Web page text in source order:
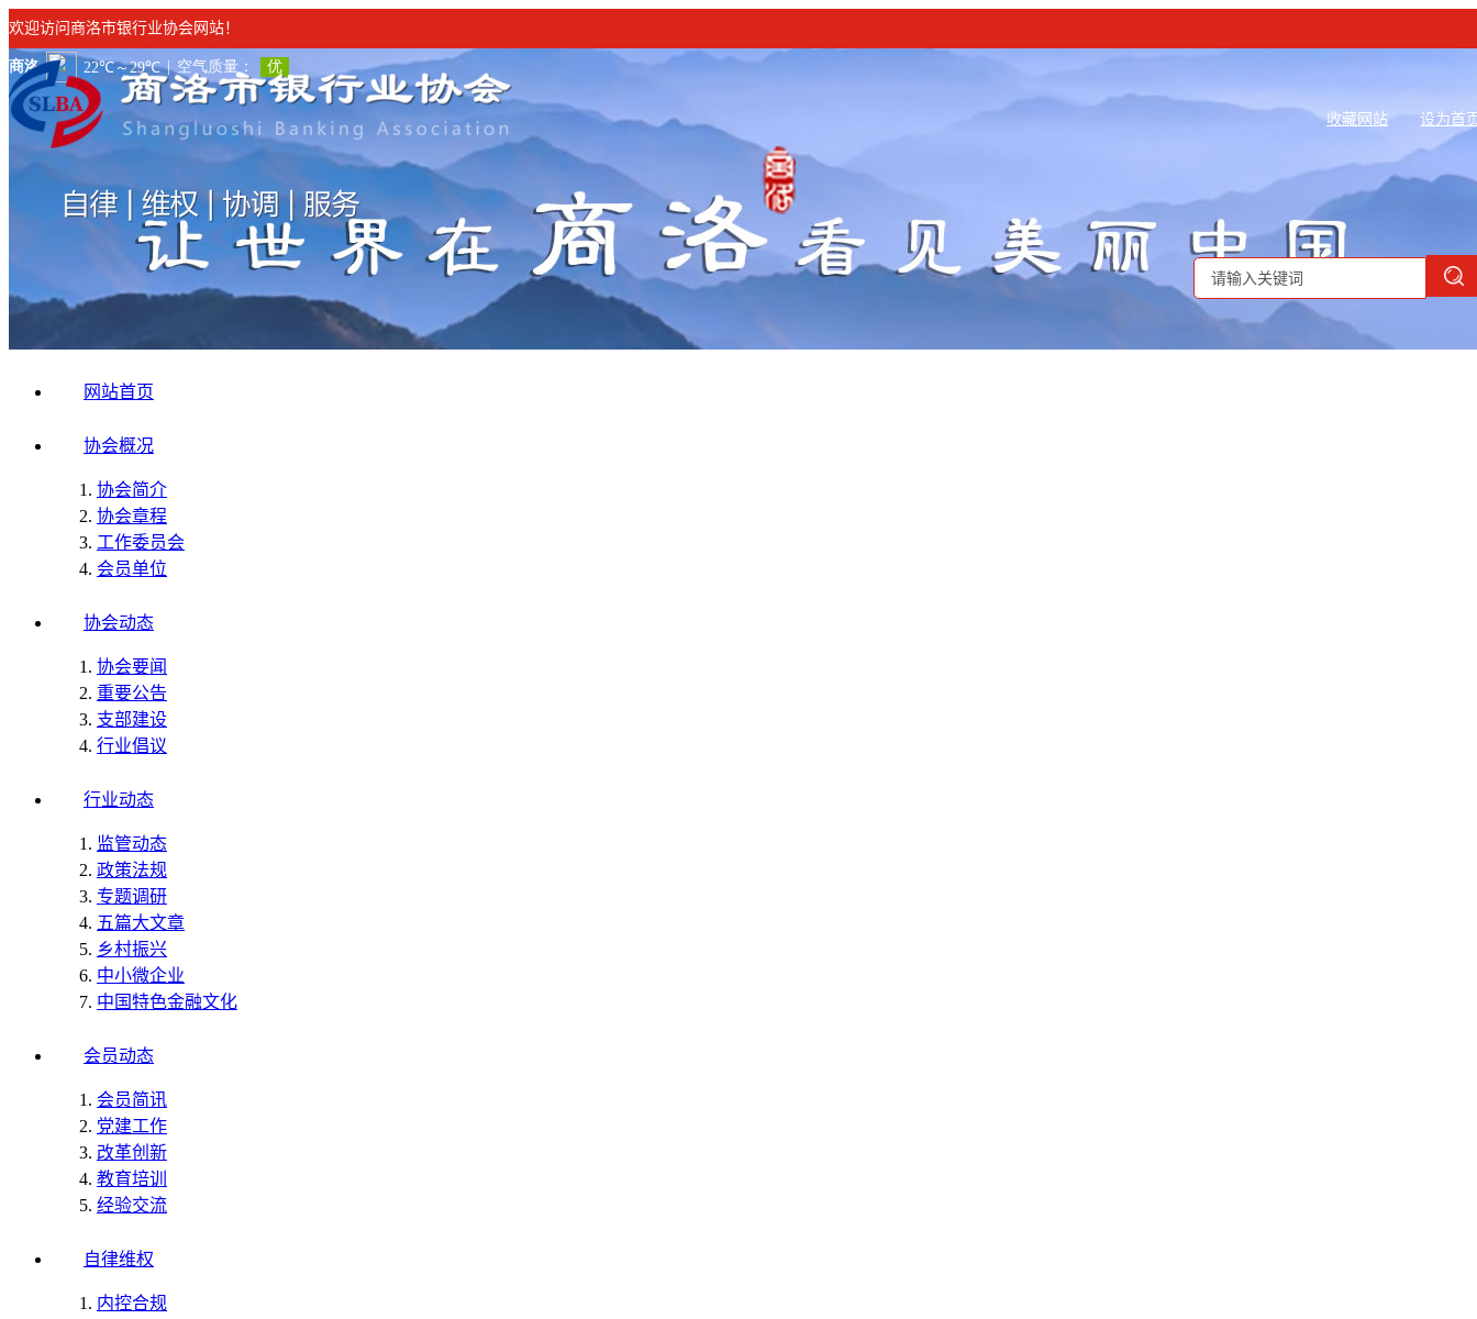
欢迎访问商洛市银行业协会网站！
收藏网站 设为首
网站首页
协会概况
协会简介
协会章程
工作委员会
会员单位
协会动态
协会要闻
重要公告
支部建设
行业倡议
行业动态
监管动态
政策法规
专题调研
五篇大文章
乡村振兴
中小微企业
中国特色金融文化
会员动态
会员简讯
党建工作
改革创新
教育培训
经验交流
自律维权
内控合规